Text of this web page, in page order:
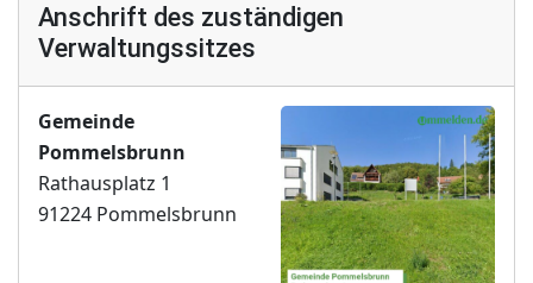
Anschrift des zuständigen
Verwaltungssitzes
Gemeinde
Pommelsbrunn
Rathausplatz 1
91224 Pommelsbrunn